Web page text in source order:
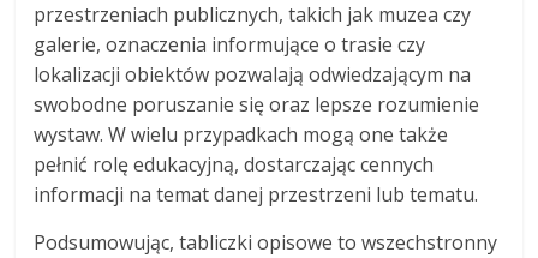
przestrzeniach publicznych, takich jak muzea czy
galerie, oznaczenia informujące o trasie czy
lokalizacji obiektów pozwalają odwiedzającym na
swobodne poruszanie się oraz lepsze rozumienie
wystaw. W wielu przypadkach mogą one także
pełnić rolę edukacyjną, dostarczając cennych
informacji na temat danej przestrzeni lub tematu.
Podsumowując, tabliczki opisowe to wszechstronny